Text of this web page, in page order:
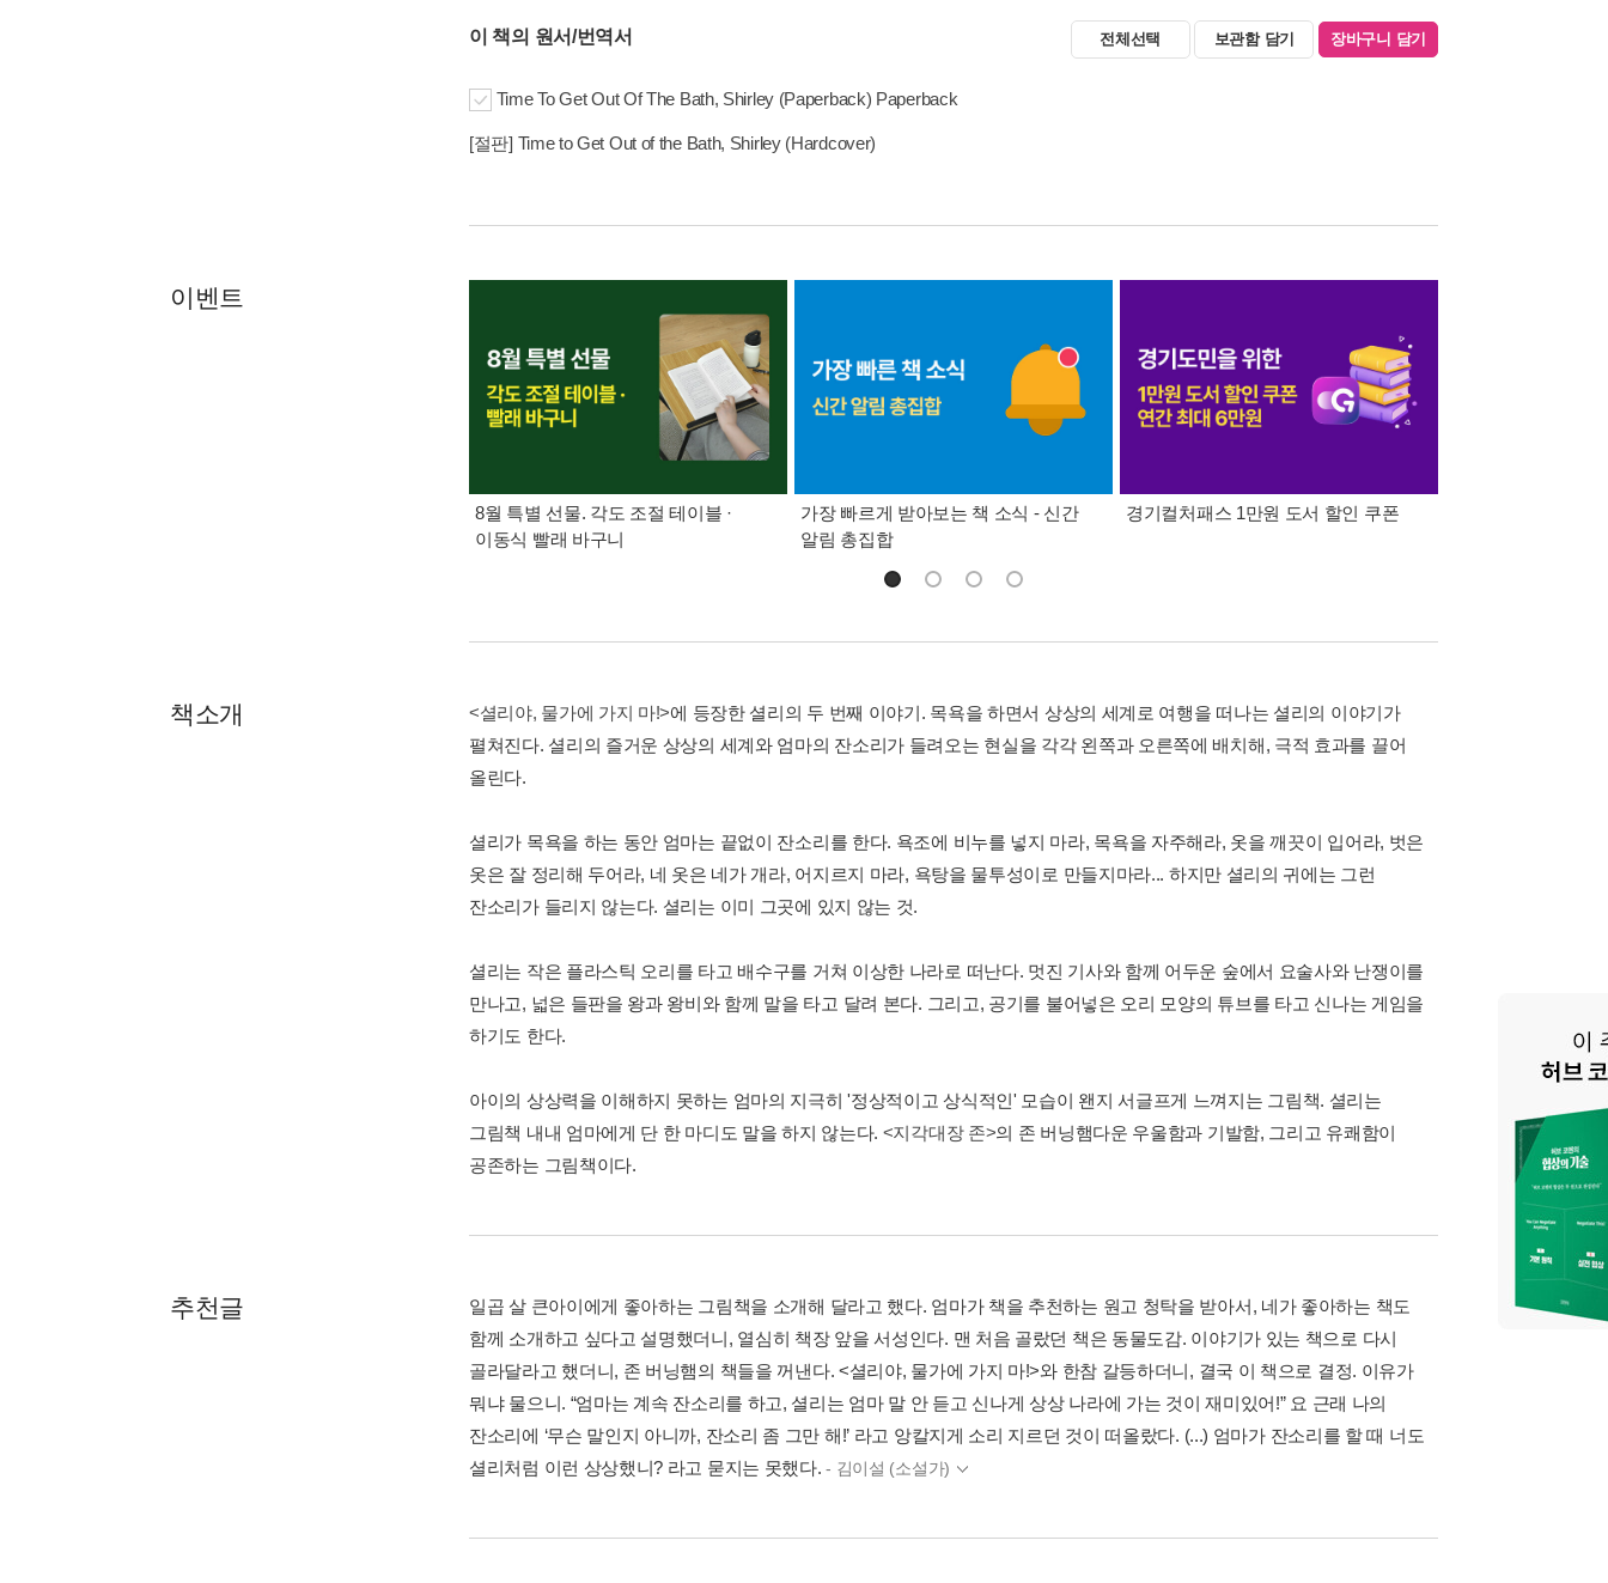
이 책의 원서/번역서 전체선택 보관함 담기 장바구니 담기
Time To Get Out Of The Bath, Shirley (Paperback) Paperback
[절판] Time to Get Out of the Bath, Shirley (Hardcover)
이벤트
8월 특별 선물. 각도 조절 테이블 ·
이동식 빨래 바구니
가장 빠르게 받아보는 책 소식 - 신간
알림 총집합
경기컬처패스 1만원 도서 할인 쿠폰
책소개 <셜리야, 물가에 가지 마!>에 등장한 셜리의 두 번째 이야기. 목욕을 하면서 상상의 세계로 여행을 떠나는 셜리의 이야기가
펼쳐진다. 셜리의 즐거운 상상의 세계와 엄마의 잔소리가 들려오는 현실을 각각 왼쪽과 오른쪽에 배치해, 극적 효과를 끌어
올린다.
셜리가 목욕을 하는 동안 엄마는 끝없이 잔소리를 한다. 욕조에 비누를 넣지 마라, 목욕을 자주해라, 옷을 깨끗이 입어라, 벗은
옷은 잘 정리해 두어라, 네 옷은 네가 개라, 어지르지 마라, 욕탕을 물투성이로 만들지마라... 하지만 셜리의 귀에는 그런
잔소리가 들리지 않는다. 셜리는 이미 그곳에 있지 않는 것.
셜리는 작은 플라스틱 오리를 타고 배수구를 거쳐 이상한 나라로 떠난다. 멋진 기사와 함께 어두운 숲에서 요술사와 난쟁이를
만나고, 넓은 들판을 왕과 왕비와 함께 말을 타고 달려 본다. 그리고, 공기를 불어넣은 오리 모양의 튜브를 타고 신나는 게임을
하기도 한다.
아이의 상상력을 이해하지 못하는 엄마의 지극히 '정상적이고 상식적인' 모습이 왠지 서글프게 느껴지는 그림책. 셜리는
그림책 내내 엄마에게 단 한 마디도 말을 하지 않는다. <지각대장 존>의 존 버닝햄다운 우울함과 기발함, 그리고 유쾌함이
공존하는 그림책이다.
추천글
일곱 살 큰아이에게 좋아하는 그림책을 소개해 달라고 했다. 엄마가 책을 추천하는 원고 청탁을 받아서, 네가 좋아하는 책도
함께 소개하고 싶다고 설명했더니, 열심히 책장 앞을 서성인다. 맨 처음 골랐던 책은 동물도감. 이야기가 있는 책으로 다시
골라달라고 했더니, 존 버닝햄의 책들을 꺼낸다. <셜리야, 물가에 가지 마!>와 한참 갈등하더니, 결국 이 책으로 결정. 이유가
뭐냐 물으니. “엄마는 계속 잔소리를 하고, 셜리는 엄마 말 안 듣고 신나게 상상 나라에 가는 것이 재미있어!” 요 근래 나의
잔소리에 ‘무슨 말인지 아니까, 잔소리 좀 그만 해!’ 라고 앙칼지게 소리 지르던 것이 떠올랐다. (...) 엄마가 잔소리를 할 때 너도
셜리처럼 이런 상상했니? 라고 묻지는 못했다.- 김이설 (소설가)